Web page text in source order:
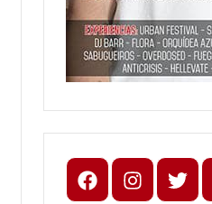
FacebookInstagram
X